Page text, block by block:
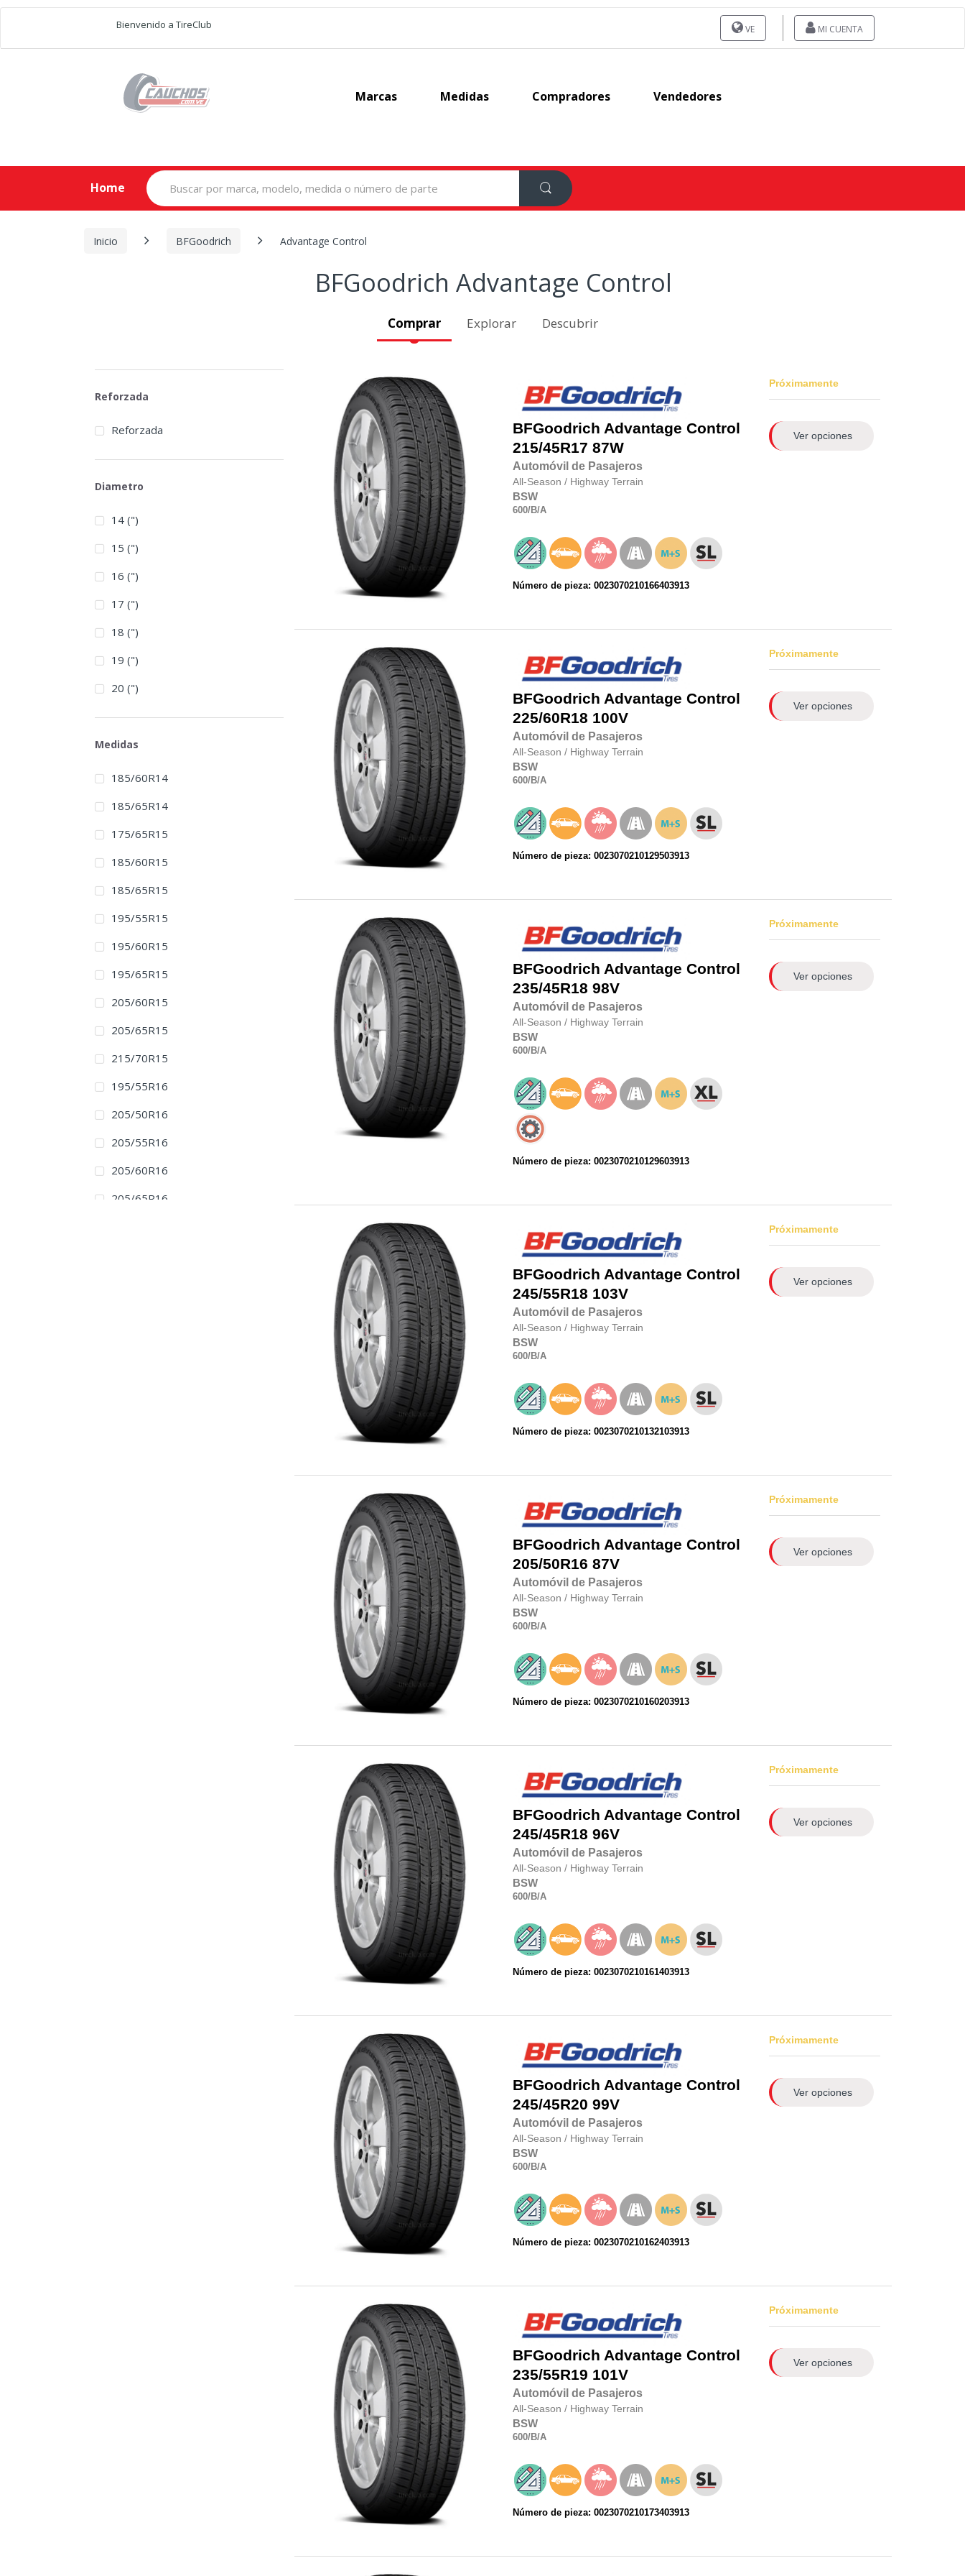
Bienvenido a TireClub VE MI CUENTA
Marcas Medidas Compradores Vendedores
Home
Search
for:
Inicio BFGoodrich Advantage Control
BFGoodrich Advantage Control
Comprar Explorar Descubrir
BFGoodrich Advantage Control
215/45R17 87W
Automóvil de Pasajeros
All-Season / Highway Terrain
BSW
600/B/A
Número de pieza: 0023070210166403913
Próximamente
Ver opciones
BFGoodrich Advantage Control
225/60R18 100V
Automóvil de Pasajeros
All-Season / Highway Terrain
BSW
600/B/A
Número de pieza: 0023070210129503913
Próximamente
Ver opciones
BFGoodrich Advantage Control
235/45R18 98V
Automóvil de Pasajeros
All-Season / Highway Terrain
BSW
600/B/A
Número de pieza: 0023070210129603913
Próximamente
Ver opciones
BFGoodrich Advantage Control
245/55R18 103V
Automóvil de Pasajeros
All-Season / Highway Terrain
BSW
600/B/A
Número de pieza: 0023070210132103913
Próximamente
Ver opciones
BFGoodrich Advantage Control
205/50R16 87V
Automóvil de Pasajeros
All-Season / Highway Terrain
BSW
600/B/A
Número de pieza: 0023070210160203913
Próximamente
Ver opciones
BFGoodrich Advantage Control
245/45R18 96V
Automóvil de Pasajeros
All-Season / Highway Terrain
BSW
600/B/A
Número de pieza: 0023070210161403913
Próximamente
Ver opciones
BFGoodrich Advantage Control
245/45R20 99V
Automóvil de Pasajeros
All-Season / Highway Terrain
BSW
600/B/A
Número de pieza: 0023070210162403913
Próximamente
Ver opciones
BFGoodrich Advantage Control
235/55R19 101V
Automóvil de Pasajeros
All-Season / Highway Terrain
BSW
600/B/A
Número de pieza: 0023070210173403913
Próximamente
Ver opciones
Reforzada
Reforzada
Diametro
14 (")
15 (")
16 (")
17 (")
18 (")
19 (")
20 (")
Medidas
185/60R14
185/65R14
175/65R15
185/60R15
185/65R15
195/55R15
195/60R15
195/65R15
205/60R15
205/65R15
215/70R15
195/55R16
205/50R16
205/55R16
205/60R16
205/65R16